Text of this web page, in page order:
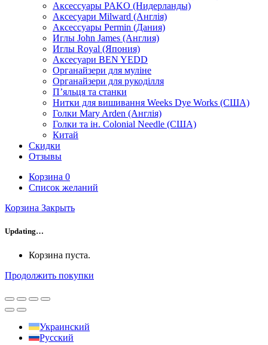
Аксессуары PAKO (Нидерланды)
Аксесуари Milward (Англія)
Аксессуары Permin (Дания)
Иглы John James (Англия)
Иглы Royal (Япония)
Аксесуари BEN YEDD
Органайзери для муліне
Органайзери для рукоділля
П’яльця та станки
Нитки для вишивання Weeks Dye Works (США)
Голки Mary Arden (Англія)
Голки та ін. Colonial Needle (США)
Китай
Скидки
Отзывы
Корзина 0
Список желаний
Корзина Закрыть
Updating…
Корзина пуста.
Продолжить покупки
Украинский
Русский